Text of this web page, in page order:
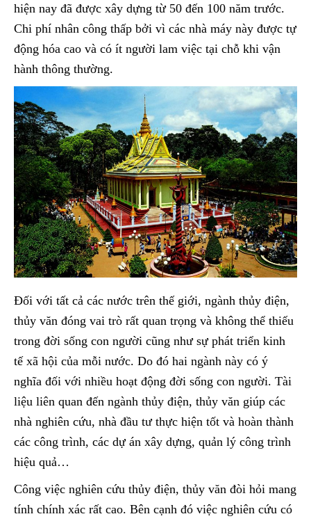
hiện nay đã được xây dựng từ 50 đến 100 năm trước.
Chi phí nhân công thấp bởi vì các nhà máy này được tự
động hóa cao và có ít người lam việc tại chỗ khi vận
hành thông thường.
Đối với tất cả các nước trên thế giới, ngành thủy điện,
thủy văn đóng vai trò rất quan trọng và không thể thiếu
trong đời sống con người cũng như sự phát triển kinh
tế xã hội của mỗi nước. Do đó hai ngành này có ý
nghĩa đối với nhiều hoạt động đời sống con người. Tài
liệu liên quan đến ngành thủy điện, thủy văn giúp các
nhà nghiên cứu, nhà đầu tư thực hiện tốt và hoàn thành
các công trình, các dự án xây dựng, quản lý công trình
hiệu quả…
Công việc nghiên cứu thủy điện, thủy văn đòi hỏi mang
tính chính xác rất cao. Bên cạnh đó việc nghiên cứu có